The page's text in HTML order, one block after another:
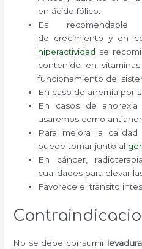
en ácido fólico.
Es
de crecimiento y en
hiperactividad se
contenido en
funcionamiento del
En caso de anemia por
En casos de
usaremos como
Para mejora la
puede tomar junto al
En cáncer,
cualidades para elevar
Favorece el transito
No se debe consumir